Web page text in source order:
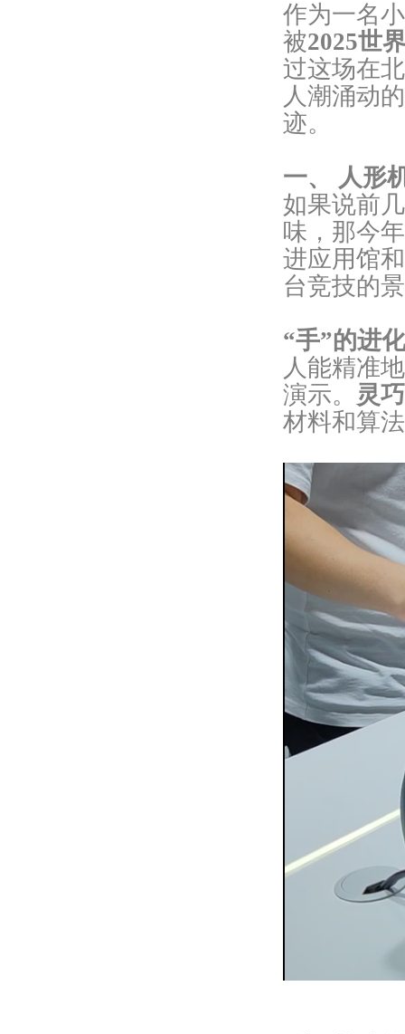
作为一名
被2025世
过这场在
人潮涌动
迹。
一、 人形
如果说前
味，那今
进应用馆
台竞技的
“手”的进
人能精准
演示。 灵
材料和算